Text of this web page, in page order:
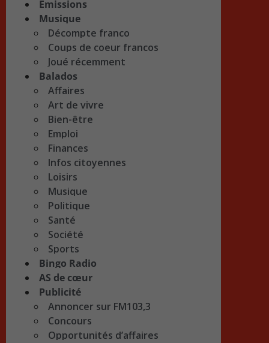
Émissions
Musique
Décompte franco
Coups de coeur francos
Joué récemment
Balados
Affaires
Art de vivre
Bien-être
Emploi
Finances
Infos citoyennes
Loisirs
Musique
Politique
Santé
Société
Sports
Bingo Radio
AS de cœur
Publicité
Annoncer sur FM103,3
Concours
Opportunités d’affaires